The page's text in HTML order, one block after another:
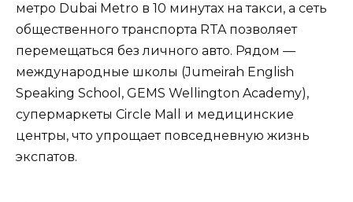
метро Dubai Metro в 10 минутах на такси, а сеть
общественного транспорта RTA позволяет
перемещаться без личного авто. Рядом —
международные школы (Jumeirah English
Speaking School, GEMS Wellington Academy),
супермаркеты Circle Mall и медицинские
центры, что упрощает повседневную жизнь
экспатов.